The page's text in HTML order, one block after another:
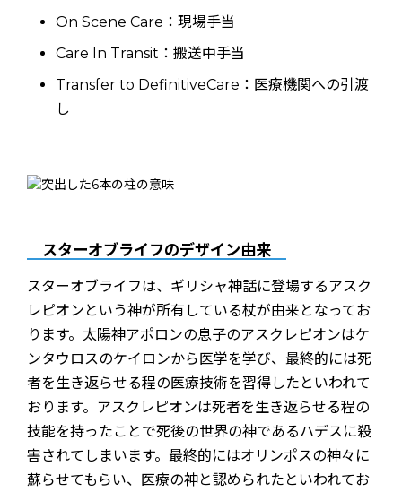
On Scene Care：現場手当
Care In Transit：搬送中手当
Transfer to DefinitiveCare：医療機関への引渡
し
スターオブライフのデザイン由来
スターオブライフは、ギリシャ神話に登場するアスク
レピオンという神が所有している杖が由来となってお
ります。太陽神アポロンの息子のアスクレピオンはケ
ンタウロスのケイロンから医学を学び、最終的には死
者を生き返らせる程の医療技術を習得したといわれて
おります。アスクレピオンは死者を生き返らせる程の
技能を持ったことで死後の世界の神であるハデスに殺
害されてしまいます。最終的にはオリンポスの神々に
蘇らせてもらい、医療の神と認められたといわれてお